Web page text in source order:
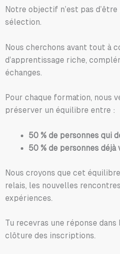
Notre objectif n’est pas
sélection.
Nous cherchons avant tout à
d’apprentissage riche,
échanges.
Pour chaque formation, nous
préserver un équilibre entre :
50 % de personnes qui
50 % de personnes déjà
Nous croyons que cet
relais, les nouvelles
expériences.
Tu recevras une réponse dans
clôture des inscriptions.